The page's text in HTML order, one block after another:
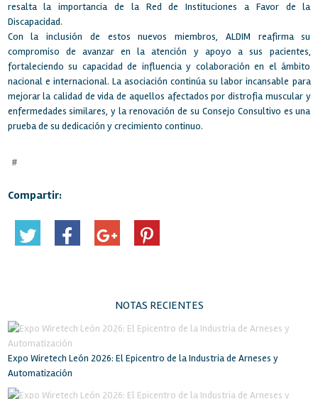
resalta la importancia de la Red de Instituciones a Favor de la
Discapacidad.
Con la inclusión de estos nuevos miembros, ALDIM reafirma su
compromiso de avanzar en la atención y apoyo a sus pacientes,
fortaleciendo su capacidad de influencia y colaboración en el ámbito
nacional e internacional. La asociación continúa su labor incansable para
mejorar la calidad de vida de aquellos afectados por distrofia muscular y
enfermedades similares, y la renovación de su Consejo Consultivo es una
prueba de su dedicación y crecimiento continuo.
#
Compartir:
NOTAS RECIENTES
Expo Wiretech León 2026: El Epicentro de la Industria de Arneses y
Automatización